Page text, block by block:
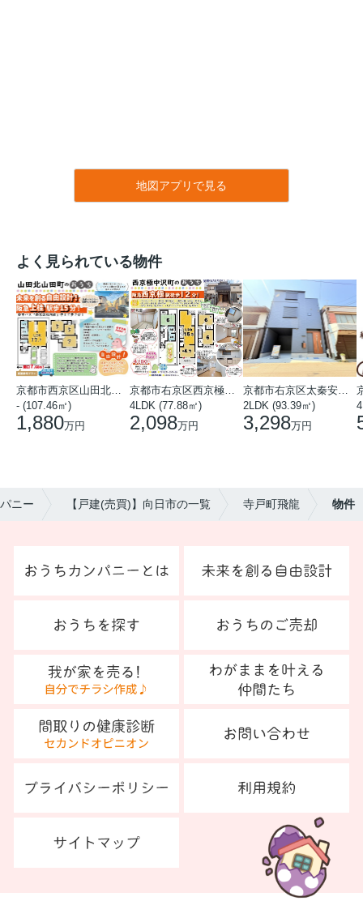
地図アプリで見る
よく見られている物件
- (107.46㎡)
1,880万円
4LDK (77.88㎡)
2,098万円
2LDK (93.39㎡)
3,298万円
ニー 【戸建(売買)】向日市の一覧 寺戸町飛龍 物件